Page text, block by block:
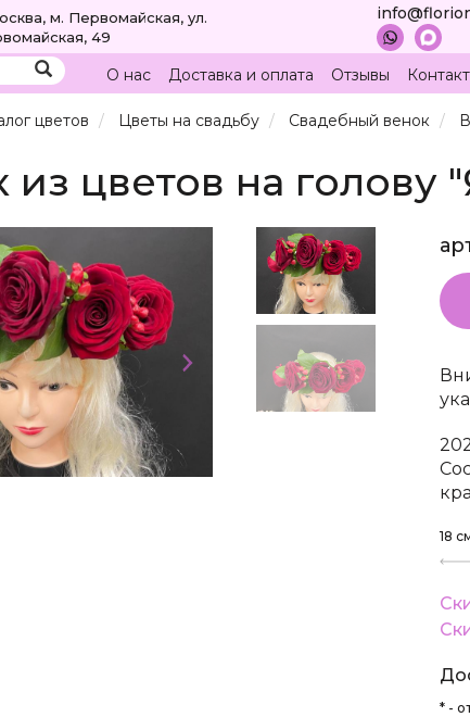
м. Первомайская, ул.
49
О нас Доставка и оплата Отзывы
цветов Цветы на свадьбу Свадебный венок
из цветов на голову
18
* -